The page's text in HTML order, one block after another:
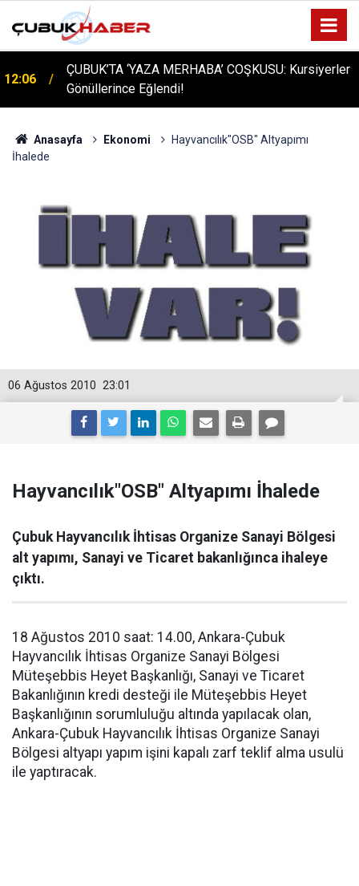
12:06
ÇUBUK’TA ‘YAZA MERHABA’ COŞKUSU: Kursiyerler
Gönüllerince Eğlendi!
Anasayfa Ekonomi
Hayvancılık"OSB" Altyapımı
İhalede
23:01
06 Ağustos 2010
Hayvancılık"OSB" Altyapımı İhalede
Çubuk Hayvancılık İhtisas Organize Sanayi Bölgesi
alt yapımı, Sanayi ve Ticaret bakanlığınca ihaleye
çıktı.
18 Ağustos 2010 saat: 14.00, Ankara-Çubuk
Hayvancılık İhtisas Organize Sanayi Bölgesi
Müteşebbis Heyet Başkanlığı, Sanayi ve Ticaret
Bakanlığının kredi desteği ile Müteşebbis Heyet
Başkanlığının sorumluluğu altında yapılacak olan,
Ankara-Çubuk Hayvancılık İhtisas Organize Sanayi
Bölgesi altyapı yapım işini kapalı zarf teklif alma usulü
ile yaptıracak.